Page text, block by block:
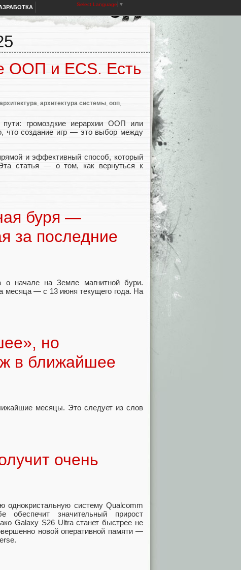
Select Language ▼
ООП и ECS. Есть
архитектура, архитектура системы, ооп,
пути: громоздкие иерархии ООП или
что создание игр — это выбор между
и эффективный способ, который
статья — о том, как вернуться к
буря —
за последние
начале на Земле магнитной бури.
месяца — с 13 июня текущего года. На
но
в ближайшее
месяцы. Это следует из слов
очень
однокристальную систему Qualcomm
значительный прирост
Galaxy S26 Ultra станет быстрее не
новой оперативной памяти —